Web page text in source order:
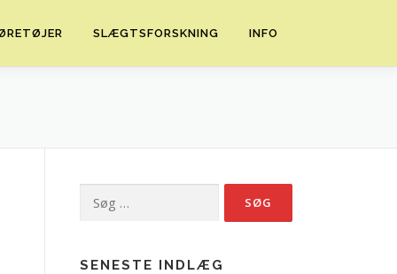
SLÆGTSFORSKNING INFO
efter:
SENESTE INDLÆG